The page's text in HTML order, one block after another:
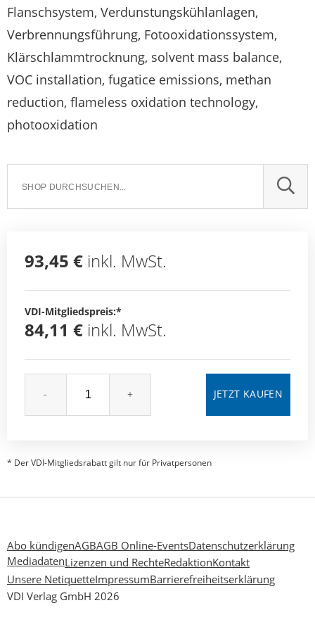
Flanschsystem, Verdunstungskühlanlagen,
Verbrennungsführung, Fotooxidationssystem,
Klärschlammtrocknung, solvent mass balance,
VOC installation, fugatice emissions, methan
reduction, flameless oxidation technology,
photooxidation
93,45 € inkl. MwSt.
VDI-Mitgliedspreis:*
84,11 € inkl. MwSt.
- +
* Der VDI-Mitgliedsrabatt gilt nur für Privatpersonen
Abo kündigenAGBAGB Online-EventsDatenschutzerklärung
MediadatenLizenzen und RechteRedaktionKontakt
Unsere NetiquetteImpressumBarrierefreiheitserklärung
VDI Verlag GmbH 2026